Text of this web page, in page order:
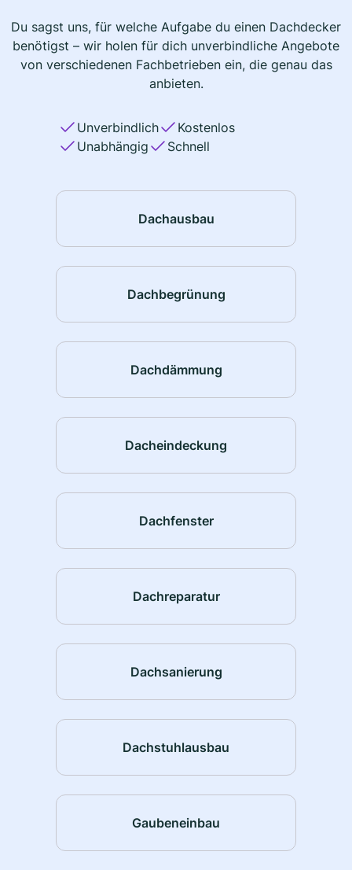
Du sagst uns, für welche Aufgabe du einen Dachdecker
benötigst – wir holen für dich unverbindliche Angebote
von verschiedenen Fachbetrieben ein, die genau das
anbieten.
Unverbindlich
Kostenlos
Unabhängig
Schnell
Dachausbau
Dachbegrünung
Dachdämmung
Dacheindeckung
Dachfenster
Dachreparatur
Dachsanierung
Dachstuhlausbau
Gaubeneinbau